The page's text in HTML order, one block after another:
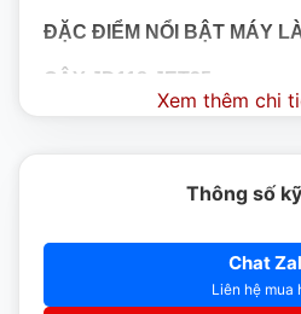
ĐẶC ĐIỂM NỔI BẬT MÁY
CÂY JD118-JET25
Máy làm lạnh nước trái cây
Trong đó, inox 304 làm thân
mẽ, chắc chắn, vững bền nhờ
Xem thêm chi
Thông số
Chat
Liên hệ mua